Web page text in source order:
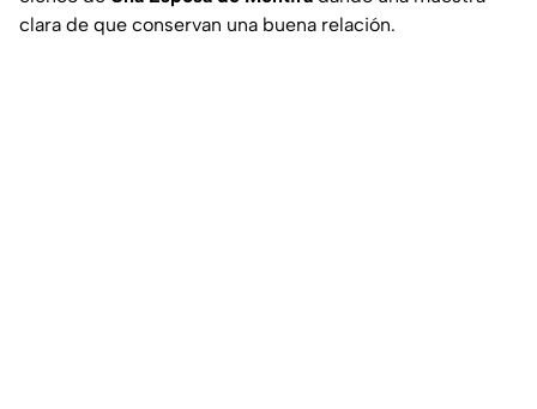
clara de que conservan una buena relación.